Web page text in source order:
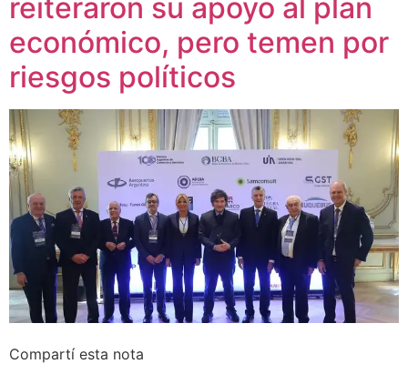
reiteraron su apoyo al plan
económico, pero temen por
riesgos políticos
Compartí esta nota